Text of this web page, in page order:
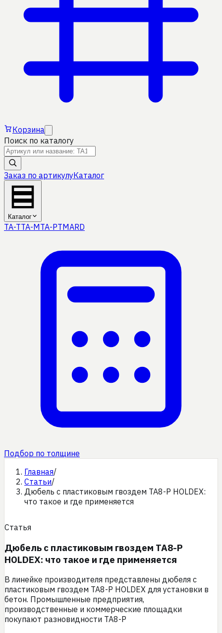
Корзина
Поиск по каталогу
Заказ по артикулуКаталог
Каталог
TA-TTA-MTA-PTMARD
Подбор по толщине
Главная/
Статьи/
Дюбель с пластиковым гвоздем TA8-P HOLDEX:
что такое и где применяется
Статья
Дюбель с пластиковым гвоздем TA8-P
HOLDEX: что такое и где применяется
В линейке производителя представлены дюбеля с
пластиковым гвоздем TA8-P HOLDEX для установки в
бетон. Промышленные предприятия,
производственные и коммерческие площадки
покупают разновидности TA8-P